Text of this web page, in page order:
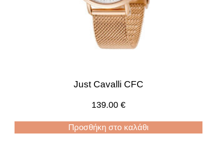
Just Cavalli CFC
139.00 €
Προσθήκη στο καλάθι